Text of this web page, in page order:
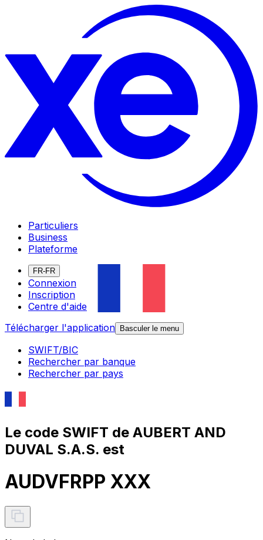
Particuliers
Business
Plateforme
FR-FR
Connexion
Inscription
Centre d'aide
Télécharger l'application
Basculer le menu
SWIFT/BIC
Rechercher par banque
Rechercher par pays
Le code SWIFT de AUBERT AND
DUVAL S.A.S. est
AUDVFRPP XXX